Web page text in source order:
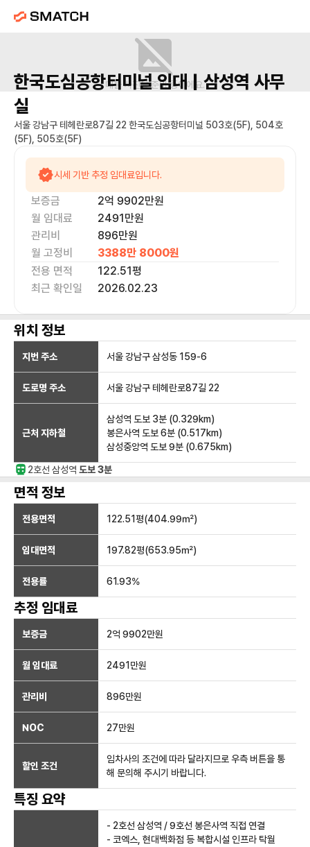
매물 사진을 준비 중이에요.
한국도심공항터미널임대 | 삼성역 사무
실
서울 강남구 테헤란로87길 22 한국도심공항터미널 503호(5F), 504호
(5F), 505호(5F)
시세 기반 추정 임대료입니다.
보증금 2억 9902만원
월 임대료
2491만원
관리비
896만원
월 고정비
3388만 8000원
전용 면적
122.51평
최근 확인일
2026.02.23
위치 정보
지번 주소 서울 강남구 삼성동 159-6
도로명 주소 서울 강남구 테헤란로87길 22
근처 지하철
삼성역 도보 3분 (0.329km)
봉은사역 도보 6분 (0.517km)
삼성중앙역 도보 9분 (0.675km)
2호선 삼성역 도보 3분
면적 정보
전용면적 122.51평(404.99㎡)
임대면적 197.82평(653.95㎡)
전용률 61.93%
추정 임대료
보증금 2억 9902만원
월 임대료 2491만원
관리비 896만원
NOC 27만원
할인 조건
임차사의 조건에 따라 달라지므로 우측 버튼을 통
해 문의해 주시기 바랍니다.
특징 요약
- 2호선 삼성역 / 9호선 봉은사역 직접 연결
- 코엑스, 현대백화점 등 복합시설 인프라 탁월